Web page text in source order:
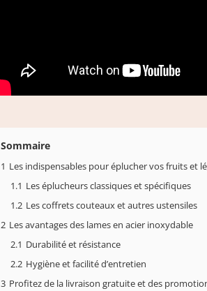
Sommaire
1 Les indispensables pour éplucher vos fruits et
1.1 Les éplucheurs classiques et spécifiques
1.2 Les coffrets couteaux et autres ustensiles
2 Les avantages des lames en acier inoxydable
2.1 Durabilité et résistance
2.2 Hygiène et facilité d’entretien
3 Profitez de la livraison gratuite et des